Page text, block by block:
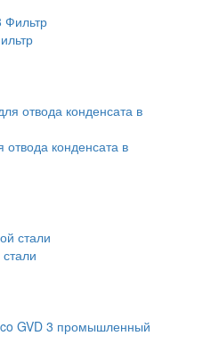
конденсата в